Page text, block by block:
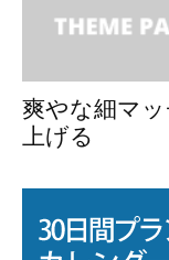
爽やな細マ
上げる